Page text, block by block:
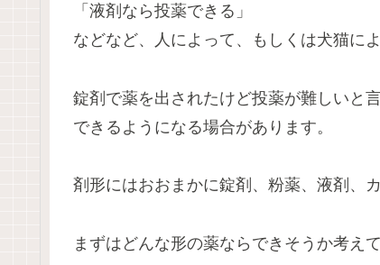
「液剤なら投薬できる」
などなど、人によって、もしくは犬猫に
錠剤で薬を出されたけど投薬が難しいと
できるようになる場合があります。
剤形にはおおまかに錠剤、粉薬、液剤、
まずはどんな形の薬ならできそうか考え